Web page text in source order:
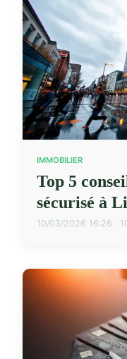
IMMOBILIER
Top 5
sécurisé à
10/03/2026 16:26 ·